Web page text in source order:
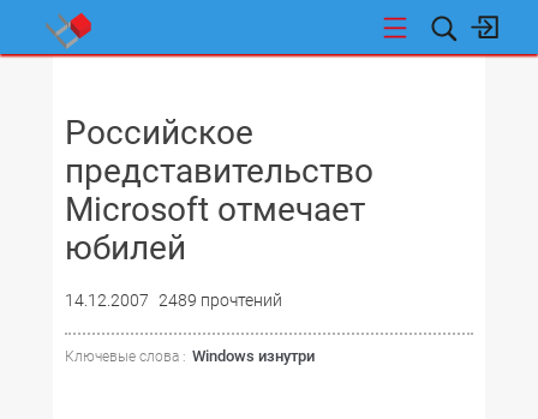
Российское
представительство
Microsoft отмечает
юбилей
14.12.2007 2489 прочтений
Ключевые слова : Windows изнутри